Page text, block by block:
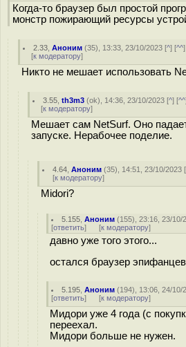
Когда-то браузер был простой
монстр пожирающий ресурсы
2.33 ,Аноним (35), 13:33, 23/10/2023 [^] [^^
[к модератору]
Никто не мешает использовать
3.55 ,th3m3 (ok), 14:36, 23/10/2023 [^] [^^
[к модератору]
Мешает сам NetSurf. Оно
запуске. Нерабочее поделие.
4.64 ,Аноним (35), 14:51, 23/10/2023 [
[к модератору]
Midori?
5.155 ,Аноним (155), 23:16, 23/10/
[ответить] [к модератору]
давно уже того этого...
остался браузер
5.195 ,Аноним (194), 13:06, 24/10/
[ответить] [к модератору]
Мидори уже 4 года (с
переехал.
Мидори больше не нужен.